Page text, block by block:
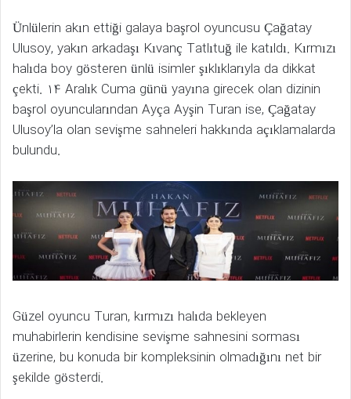
Ünlülerin akın ettiği galaya başrol oyuncusu Çağatay
Ulusoy, yakın arkadaşı Kıvanç Tatlıtuğ ile katıldı. Kırmızı
halıda boy gösteren ünlü isimler şıklıklarıyla da dikkat
çekti. 14 Aralık Cuma günü yayına girecek olan dizinin
başrol oyuncularından Ayça Ayşin Turan ise, Çağatay
Ulusoy’la olan sevişme sahneleri hakkında açıklamalarda
bulundu.
Güzel oyuncu Turan, kırmızı halıda bekleyen
muhabirlerin kendisine sevişme sahnesini sorması
üzerine, bu konuda bir kompleksinin olmadığını net bir
şekilde gösterdi.